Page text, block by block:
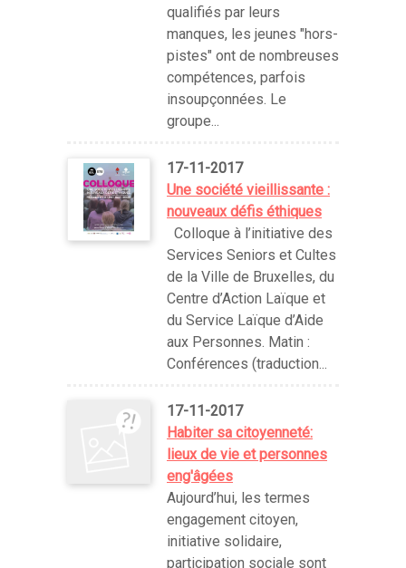
qualifiés par leurs
manques, les jeunes "hors-
pistes" ont de nombreuses
compétences, parfois
insoupçonnées. Le
groupe...
17-11-2017
Une société vieillissante :
nouveaux défis éthiques
Colloque à l’initiative des
Services Seniors et Cultes
de la Ville de Bruxelles, du
Centre d’Action Laïque et
du Service Laïque d’Aide
aux Personnes. Matin :
Conférences (traduction...
17-11-2017
Habiter sa citoyenneté:
lieux de vie et personnes
eng'âgées
Aujourd’hui, les termes
engagement citoyen,
initiative solidaire,
participation sociale sont